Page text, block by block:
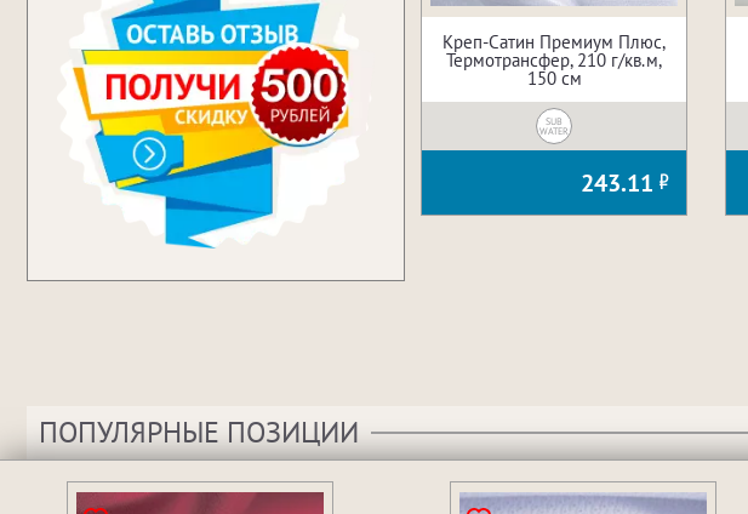
Креп-Сатин Премиум Плюс,
Термотрансфер, 210 г/кв.м,
150 см
SUB
WATER
243.11
ПОПУЛЯРНЫЕ ПОЗИЦИИ